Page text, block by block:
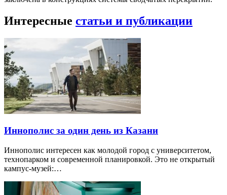
Интересные статьи и публикации
Иннополис за один день из Казани
Иннополис интересен как молодой город с университетом,
технопарком и современной планировкой. Это не открытый
кампус-музей:…